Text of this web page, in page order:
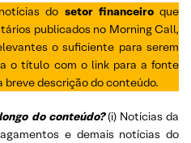
do setor financeiroque
publicados no Morning Call,
o suficiente para serem
o título com o link para a fonte
breve descrição do conteúdo.
do conteúdo? (i) Notícias da
e demais notícias do